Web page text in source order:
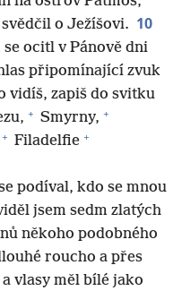
o Ježíšovi. 10
se ocitl v Pánově dni
připomínající zvuk
vidíš, zapiš do svitku
+ Smyrny, +
+ Filadelfie +
podíval, kdo se mnou
jsem sedm zlatých
někoho podobného
roucho a přes
vlasy měl bílé jako